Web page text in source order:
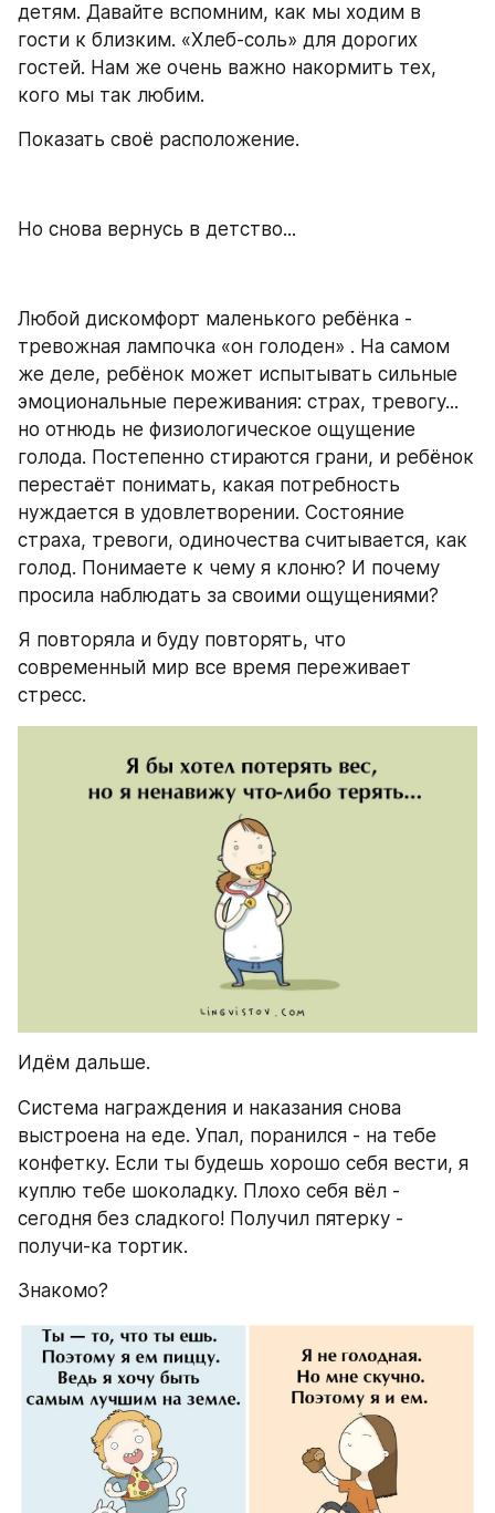
детям. Давайте вспомним, как мы ходим в
гости к близким. «Хлеб-соль» для дорогих
гостей. Нам же очень важно накормить тех,
кого мы так любим.
Показать своё расположение.
Но снова вернусь в детство...
Любой дискомфорт маленького ребёнка -
тревожная лампочка «он голоден» . На самом
же деле, ребёнок может испытывать сильные
эмоциональные переживания: страх, тревогу...
но отнюдь не физиологическое ощущение
голода. Постепенно стираются грани, и ребёнок
перестаёт понимать, какая потребность
нуждается в удовлетворении. Состояние
страха, тревоги, одиночества считывается, как
голод. Понимаете к чему я клоню? И почему
просила наблюдать за своими ощущениями?
Я повторяла и буду повторять, что
современный мир все время переживает
стресс.
Идём дальше.
Система награждения и наказания снова
выстроена на еде. Упал, поранился - на тебе
конфетку. Если ты будешь хорошо себя вести, я
куплю тебе шоколадку. Плохо себя вёл -
сегодня без сладкого! Получил пятерку -
получи-ка тортик.
Знакомо?